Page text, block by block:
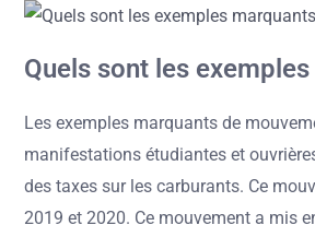
Quels sont les
Les exemples marquants de
manifestations étudiantes et
des taxes sur les carburants. Ce
2019 et 2020. Ce mouvement a mis